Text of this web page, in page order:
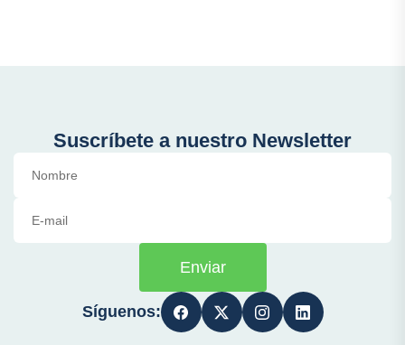
Suscríbete a nuestro Newsletter
Enviar
Síguenos: